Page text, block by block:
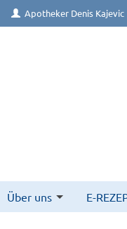
Apotheker Denis Kajevic
Über uns E-